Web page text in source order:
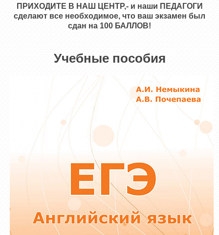
ПРИХОДИТЕ В НАШ ЦЕНТР,- и наши ПЕДАГОГИ
сделают все необходимое, что ваш экзамен был
сдан на 100 БАЛЛОВ!
Учебные пособия